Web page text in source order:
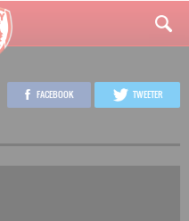
FACEBOOK TWEETER